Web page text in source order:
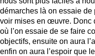
démarches là on essaie de
voir mises en œuvre. Donc
où l’on essaie de se faire
objectifs, ensuite on aura
enfin on aura l’espoir que